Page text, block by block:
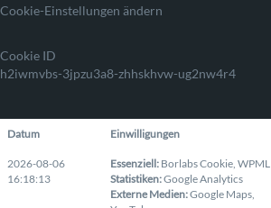
Cookie-Einstellungen ändern
Cookie ID
h2iwmvbs-3jpzu3a8-zhhskhvw-ug2nw4r4
Datum Einwilligungen
2026-08-06
16:18:13
Essenziell: Borlabs Cookie, WPML
Statistiken:Google Analytics
Externe Medien:Google Maps,